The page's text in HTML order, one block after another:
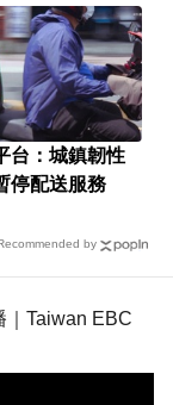
台：城鎮韌性
停配送服務
by
｜Taiwan EBC